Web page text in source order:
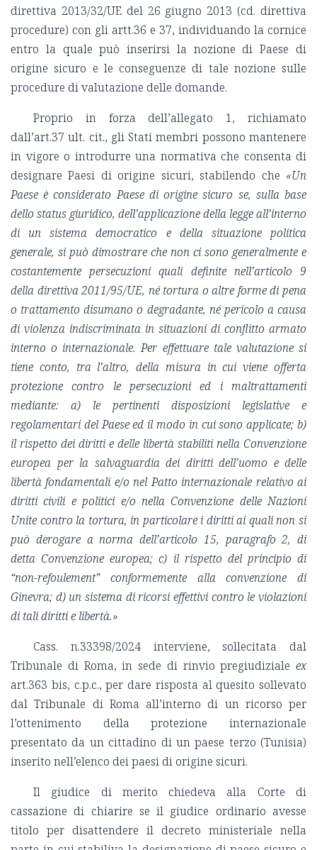
direttiva 2013/32/UE del 26 giugno 2013 (cd. direttiva
procedure) con gli artt.36 e 37, individuando la cornice
entro la quale può inserirsi la nozione di Paese di
origine sicuro e le conseguenze di tale nozione sulle
procedure di valutazione delle domande.
Proprio in forza dell’allegato 1, richiamato
dall’art.37 ult. cit., gli Stati membri possono mantenere
in vigore o introdurre una normativa che consenta di
designare Paesi di origine sicuri, stabilendo che «Un
Paese è considerato Paese di origine sicuro se, sulla base
dello status giuridico, dell’applicazione della legge all’interno
di un sistema democratico e della situazione politica
generale, si può dimostrare che non ci sono generalmente e
costantemente persecuzioni quali definite nell’articolo 9
della direttiva 2011/95/UE, né tortura o altre forme di pena
o trattamento disumano o degradante, né pericolo a causa
di violenza indiscriminata in situazioni di conflitto armato
interno o internazionale. Per effettuare tale valutazione si
tiene conto, tra l’altro, della misura in cui viene offerta
protezione contro le persecuzioni ed i maltrattamenti
mediante: a) le pertinenti disposizioni legislative e
regolamentari del Paese ed il modo in cui sono applicate; b)
il rispetto dei diritti e delle libertà stabiliti nella Convenzione
europea per la salvaguardia dei diritti dell’uomo e delle
libertà fondamentali e/o nel Patto internazionale relativo ai
diritti civili e politici e/o nella Convenzione delle Nazioni
Unite contro la tortura, in particolare i diritti ai quali non si
può derogare a norma dell’articolo 15, paragrafo 2, di
detta Convenzione europea; c) il rispetto del principio di
“non-refoulement” conformemente alla convenzione di
Ginevra; d) un sistema di ricorsi effettivi contro le violazioni
di tali diritti e libertà.»
Cass. n.33398/2024 interviene, sollecitata dal
Tribunale di Roma, in sede di rinvio pregiudiziale ex
art.363 bis, c.p.c., per dare risposta al quesito sollevato
dal Tribunale di Roma all’interno di un ricorso per
l’ottenimento della protezione internazionale
presentato da un cittadino di un paese terzo (Tunisia)
inserito nell’elenco dei paesi di origine sicuri.
Il giudice di merito chiedeva alla Corte di
cassazione di chiarire se il giudice ordinario avesse
titolo per disattendere il decreto ministeriale nella